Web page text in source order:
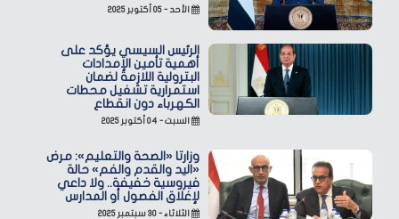
الأحد - ٠٥ أكتوبر ٢٠٢٥
الرئيس السيسي يؤكد على
أهمية تأمين الإمدادات
البترولية اللازمة لضمان
استمرارية تشغيل محطات
الكهرباء دون انقطاع
السبت - ٠٤ أكتوبر ٢٠٢٥
وزارتا «الصحة والتعليم»: مرض
«اليد والقدم والفم» حالة
فيروسية خفيفة.. ولا داعي
لإغلاق الفصول أو المدارس
الثلاثاء - ٣٠ سبتمبر ٢٠٢٥